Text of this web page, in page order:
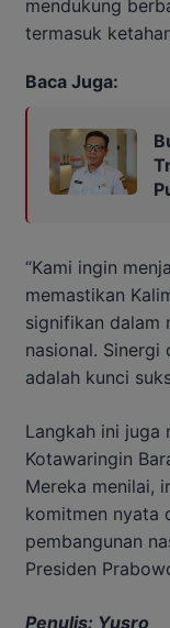
mendukung
termasuk
Baca Juga:
“Kami ingin
memastikan
signifikan dalam
nasional. Sinergi
adalah kunci
Langkah ini juga
Kotawaringin
Mereka menilai,
komitmen nyata
pembangunan
Presiden
Penulis: Yusro